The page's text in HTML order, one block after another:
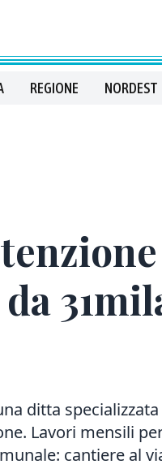
REGIONE NORDEST
ditta
Lavori mensili
cantiere al